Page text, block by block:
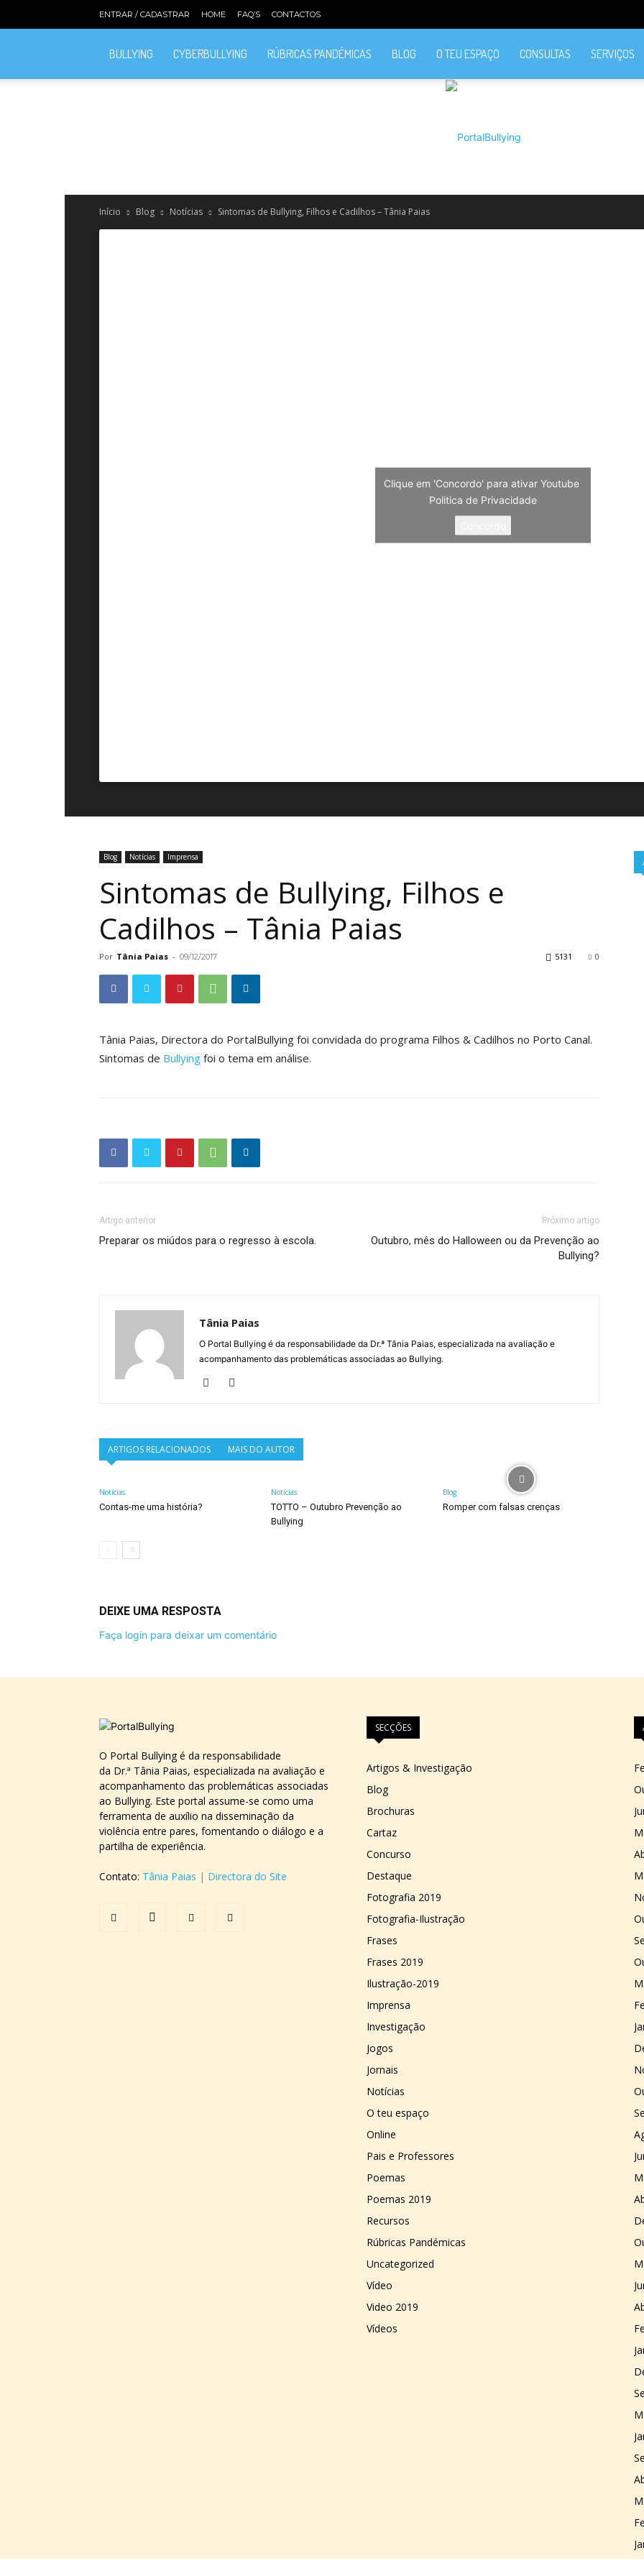
ENTRAR / CADASTRAR HOME FAQ’S CONTACTOS
BULLYING CYBERBULLYING RÚBRICAS PANDÉMICAS BLOG O TEU ESPAÇO CONSULTAS SERVIÇOS
Início Blog Notícias Sintomas de Bullying, Filhos e Cadilhos – Tânia Paias
Clique em 'Concordo' para ativar Youtube
Politica de Privacidade
Blog Notícias Imprensa
Sintomas de Bullying, Filhos e
Cadilhos – Tânia Paias
Por Tânia Paias - 09/12/2017 0
5131
Tânia Paias, Directora do PortalBullying foi convidada do programa Filhos & Cadilhos no Porto Canal.
Sintomas de Bullying foi o tema em análise.
Artigo anterior
Preparar os miúdos para o regresso à escola.
Próximo artigo
Outubro, mês do Halloween ou da Prevenção ao
Bullying?
Tânia Paias
O Portal Bullying é da responsabilidade da Dr.ª Tânia Paias, especializada na avaliação e
acompanhamento das problemáticas associadas ao Bullying.
ARTIGOS RELACIONADOS MAIS DO AUTOR
Notícias
Contas-me uma história?
Notícias
TOTTO – Outubro Prevenção ao
Bullying
Blog
Romper com falsas crenças
DEIXE UMA RESPOSTA
Faça login para deixar um comentário
O Portal Bullying é da responsabilidade
da Dr.ª Tânia Paias, especializada na avaliação e
acompanhamento das problemáticas associadas
ao Bullying. Este portal assume-se como uma
ferramenta de auxílio na disseminação da
violência entre pares, fomentando o diálogo e a
partilha de experiência.
Contato: Tânia Paias | Directora do Site
SECÇÕES
Artigos & Investigação
Blog
Brochuras
Cartaz
Concurso
Destaque
Fotografia 2019
Fotografia-Ilustração
Frases
Frases 2019
Ilustração-2019
Imprensa
Investigação
Jogos
Jornais
Notícias
O teu espaço
Online
Pais e Professores
Poemas
Poemas 2019
Recursos
Rúbricas Pandémicas
Uncategorized
Vídeo
Video 2019
Vídeos